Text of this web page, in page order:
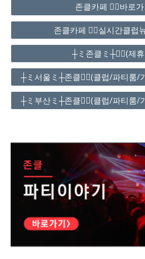
존클카페 ❤️‍🔥바로
존클카페 ❤️‍🔥실시간클럽
┼ミ존클ミ┼❤️‍🔥(제
┼ミ서울ミ┼존클❤️‍🔥(클럽/파티룸/
┼ミ부산ミ┼존클❤️‍🔥(클럽/파티룸/